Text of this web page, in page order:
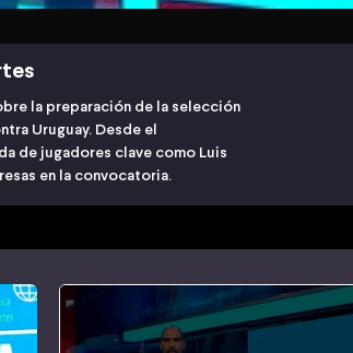
la preparación de la selección
Uruguay. Desde el
de jugadores clave como Luis
en la convocatoria.